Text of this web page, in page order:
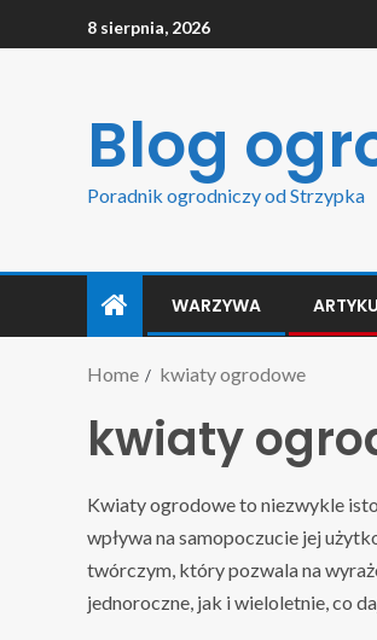
8 sierpnia, 2026
Blog
Poradnik ogrodniczy od Strzypka
WARZYWA
Home kwiaty ogrodowe
kwiaty
Kwiaty ogrodowe to niezwykle
wpływa na samopoczucie jej
twórczym, który pozwala na
jednoroczne, jak i wieloletnie, co